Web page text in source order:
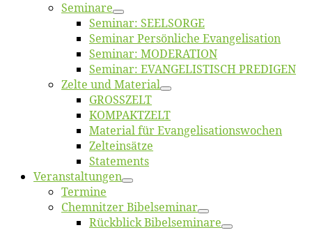
Se­mi­na­re
Se­mi­nar: SEELSORGE
Se­mi­nar Per­sön­li­che Evangelisation
Se­mi­nar: MODERATION
Se­mi­nar: EVANGELISTISCH PREDIGEN
Zel­te und Material
GROSSZELT
KOMPAKTZELT
Ma­te­ri­al für Evangelisationswochen
Zelt­ein­sät­ze
State­ments
Ver­an­stal­tun­gen
Ter­mi­ne
Chemnit­zer Bibelseminar
Rück­blick Bibelseminare